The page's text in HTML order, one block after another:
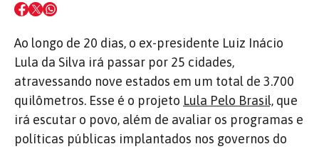
Ao longo de 20 dias, o ex-presidente Luiz Inácio
Lula da Silva irá passar por 25 cidades,
atravessando nove estados em um total de 3.700
quilômetros. Esse é o projeto Lula Pelo Brasil, que
irá escutar o povo, além de avaliar os programas e
políticas públicas implantados nos governos do